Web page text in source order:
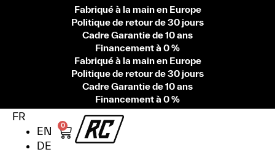
Fabriqué à la main en Europe
Politique de retour de 30 jours
Cadre Garantie de 10 ans
Financement à 0 %
Fabriqué à la main en Europe
Politique de retour de 30 jours
Cadre Garantie de 10 ans
Financement à 0 %
FR
EN
DE
0